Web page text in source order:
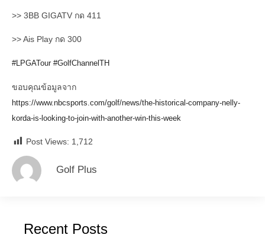
>> 3BB GIGATV กด 411
>> Ais Play กด 300
#LPGATour #GolfChannelTH
ขอบคุณข้อมูลจาก
https://www.nbcsports.com/golf/news/the-historical-company-nelly-
korda-is-looking-to-join-with-another-win-this-week
Post Views: 1,712
Golf Plus
Recent Posts